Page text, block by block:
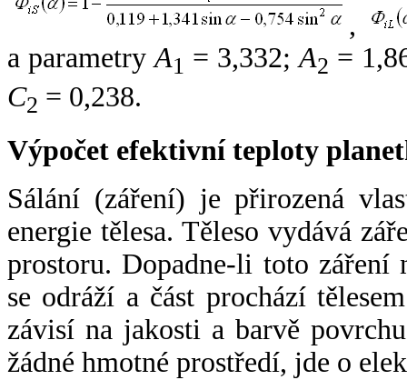
,
a parametryA1 = 3,332;A2 =
C2 = 0,238.
Výpočet efektivní teploty
Sálání (záření) je přirozená
energie tělesa. Těleso vydává
prostoru. Dopadne-li toto záření
se odráží a část prochází
závisí na jakosti a barvě
žádné hmotné prostředí, jde o